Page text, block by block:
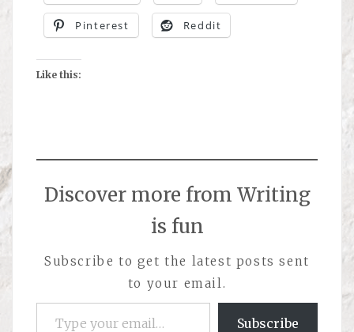
Pinterest Reddit
Like this:
Discover more from Writing
is fun
Subscribe to get the latest posts sent
to your email.
Type your email…
Subscribe